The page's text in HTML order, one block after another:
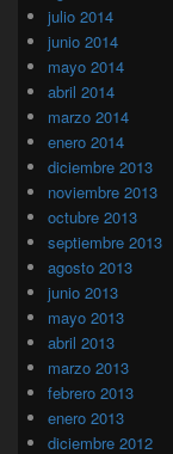
julio 2014
junio 2014
mayo 2014
abril 2014
marzo 2014
enero 2014
diciembre 2013
noviembre 2013
octubre 2013
septiembre 2013
agosto 2013
junio 2013
mayo 2013
abril 2013
marzo 2013
febrero 2013
enero 2013
diciembre 2012